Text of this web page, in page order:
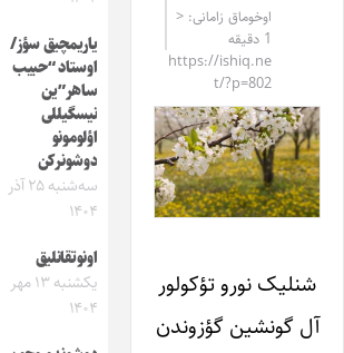
اوخوماق زامانی: <
1 دقیقه
https://ishiq.ne
t/?p=802
شنلیک نورو تؤکولور
آل گونشین گؤزوندن
یاریمچیق سؤز/
اوستاد “حبیب
ساهر”ین
نیسگیللی
اؤلومونو
دوشونرکن
سه‌شنبه ۲۵ آذر
۱۴۰۴
اونوتقانلیق
یکشنبه ۱۳ مهر
۱۴۰۴